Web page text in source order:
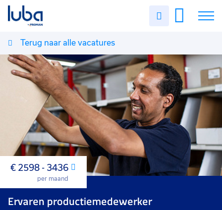
Uren
Vacatures
Over ons
Voor werkgevers
Contact
Terug naar alle vacatures
Maand
€ 2598 - 3436
per maand
Ervaren productiemedewerker